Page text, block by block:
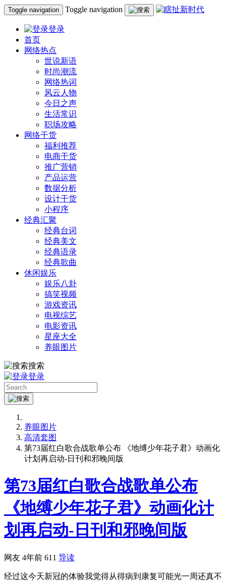
Toggle navigation Toggle navigation
登录
首页
网络热点
世说新语
时尚潮流
网络热词
风云人物
今日之声
生活常识
职场攻略
网络干货
福利推荐
电商干货
推广营销
产品运营
数据分析
设计干货
小程序
经典汇聚
经典台词
经典美文
经典语录
经典歌曲
休闲娱乐
娱乐八卦
搞笑视频
游戏资讯
电视综艺
电影资讯
星座大全
养眼图片
搜索
登录
养眼图片
高清套图
第73届红白歌合战歌单公布 《地缚少年花子君》动画化
计划再启动-日刊和邪晚间版
第73届红白歌合战歌单公布
《地缚少年花子君》动画化计
划再启动-日刊和邪晚间版
网友 4年前 611 导读
经过这今天新冠的体验我觉得从得病到康复可能光一周还真不